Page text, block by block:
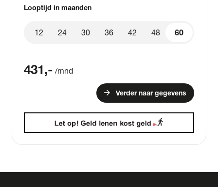
Looptijd in maanden
60
12 24 30 36 42 48 60
431,- /mnd
arrow_forward Verder naar gegevens